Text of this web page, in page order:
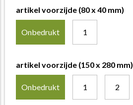
artikel voorzijde (80 x 40 mm)
Onbedrukt 1
artikel voorzijde (150 x 280 mm)
Onbedrukt 1 2